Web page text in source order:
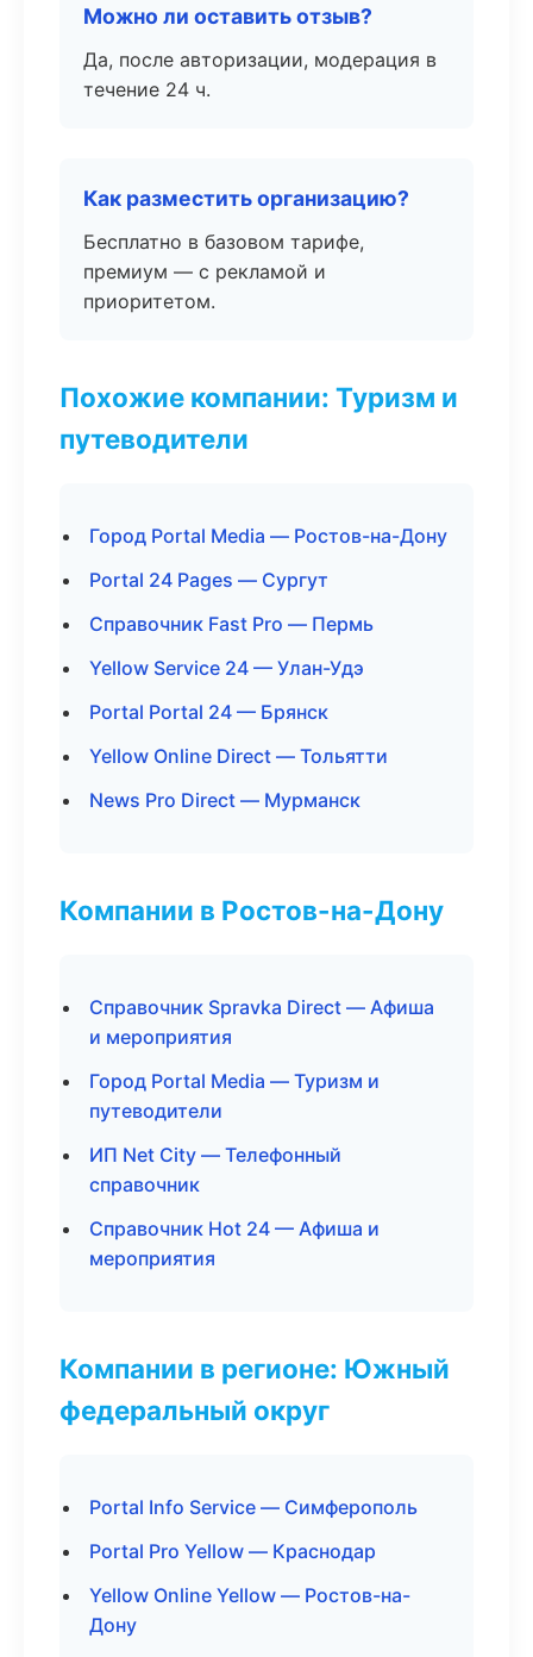
Можно ли оставить отзыв?
Да, после авторизации, модерация в
течение 24 ч.
Как разместить организацию?
Бесплатно в базовом тарифе,
премиум — с рекламой и
приоритетом.
Похожие компании: Туризм и
путеводители
Город Portal Media — Ростов-на-Дону
Portal 24 Pages — Сургут
Справочник Fast Pro — Пермь
Yellow Service 24 — Улан-Удэ
Portal Portal 24 — Брянск
Yellow Online Direct — Тольятти
News Pro Direct — Мурманск
Компании в Ростов-на-Дону
Справочник Spravka Direct — Афиша
и мероприятия
Город Portal Media — Туризм и
путеводители
ИП Net City — Телефонный
справочник
Справочник Hot 24 — Афиша и
мероприятия
Компании в регионе: Южный
федеральный округ
Portal Info Service — Симферополь
Portal Pro Yellow — Краснодар
Yellow Online Yellow — Ростов-на-
Дону